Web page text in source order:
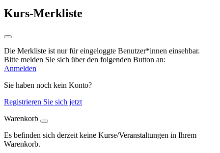
Kurs-Merkliste
Die Merkliste ist nur für eingeloggte Benutzer*innen einsehbar.
Bitte melden Sie sich über den folgenden Button an:
Anmelden
Sie haben noch kein Konto?
Registrieren Sie sich jetzt
Warenkorb
Es befinden sich derzeit keine Kurse/Veranstaltungen in Ihrem
Warenkorb.